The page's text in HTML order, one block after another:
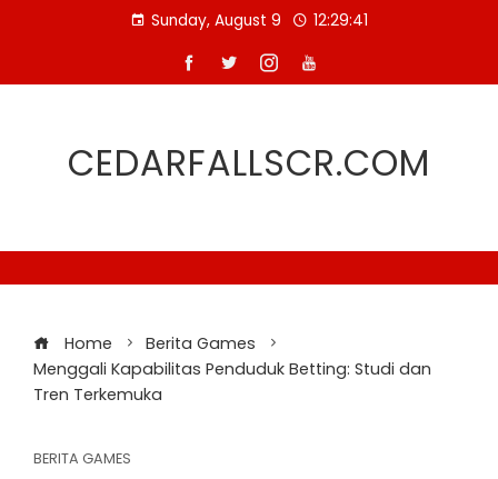
Sunday, August 9 12:29:42
CEDARFALLSCR.COM
Home
Berita Games
Menggali Kapabilitas Penduduk Betting: Studi dan
Tren Terkemuka
BERITA GAMES